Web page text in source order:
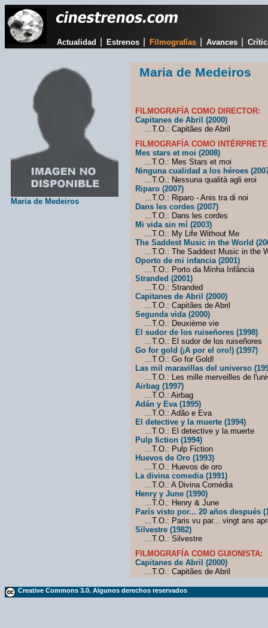
Actualidad Estrenos Filmografías Avances
Maria de Medeiros
Maria de Medeiros
FILMOGRAFÍA COMO DIRECTOR:
Capitanes de Abril (2000)
...T.O.: Capitães de Abril
FILMOGRAFÍA COMO
Mes stars et moi (2008)
...T.O.: Mes Stars et moi
Ninguna cualidad a los héroes
...T.O.: Nessuna qualità agli eroi
Riparo (2007)
...T.O.: Riparo - Anis tra di noi
Dans les cordes (2007)
...T.O.: Dans les cordes
Mi vida sin mí (2003)
...T.O.: My Life Without Me
The Saddest Music in the World
...T.O.: The Saddest Music in the
Oporto de mi infancia (2001)
...T.O.: Porto da Minha Infância
Stranded (2001)
...T.O.: Stranded
Capitanes de Abril (2000)
...T.O.: Capitães de Abril
Segunda vida (2000)
...T.O.: Deuxième vie
El sudor de los ruiseñores (1998)
...T.O.: El sudor de los ruiseñores
Go for gold (¡A por el oro!) (1997)
...T.O.: Go for Gold!
Las mil maravillas del universo
...T.O.: Les mille merveilles de
Airbag (1997)
...T.O.: Airbag
Adán y Eva (1995)
...T.O.: Adão e Eva
El detective y la muerte (1994)
...T.O.: El detective y la muerte
Pulp fiction (1994)
...T.O.: Pulp Fiction
Huevos de Oro (1993)
...T.O.: Huevos de oro
La divina comedia (1991)
...T.O.: A Divina Comédia
Henry y June (1990)
...T.O.: Henry & June
París visto por... 20 años después
...T.O.: Paris vu par... vingt ans
Silvestre (1982)
...T.O.: Silvestre
FILMOGRAFÍA COMO GUIONISTA:
Capitanes de Abril (2000)
...T.O.: Capitães de Abril
Creative Commons 3.0. Algunos derechos reservados